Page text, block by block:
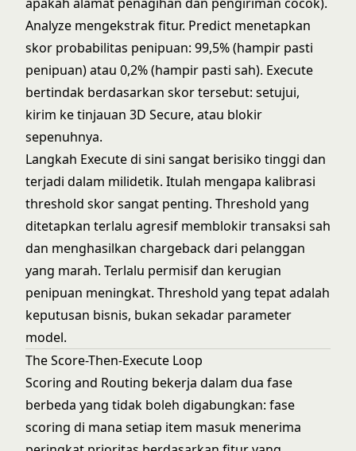
Analyze mengekstrak fitur. Predict menetapkan
skor probabilitas penipuan: 99,5% (hampir pasti
penipuan) atau 0,2% (hampir pasti sah). Execute
bertindak berdasarkan skor tersebut: setujui,
kirim ke tinjauan 3D Secure, atau blokir
sepenuhnya.
Langkah Execute di sini sangat berisiko tinggi dan
terjadi dalam milidetik. Itulah mengapa kalibrasi
threshold skor sangat penting. Threshold yang
ditetapkan terlalu agresif memblokir transaksi sah
dan menghasilkan chargeback dari pelanggan
yang marah. Terlalu permisif dan kerugian
penipuan meningkat. Threshold yang tepat adalah
keputusan bisnis, bukan sekadar parameter
model.
The Score-Then-Execute Loop
Scoring and Routing bekerja dalam dua fase
berbeda yang tidak boleh digabungkan: fase
scoring di mana setiap item masuk menerima